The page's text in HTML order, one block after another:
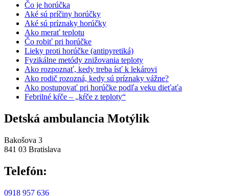
Čo je horúčka
Aké sú príčiny horúčky
Aké sú príznaky horúčky
Ako merať teplotu
Čo robiť pri horúčke
Lieky proti horúčke (antipyretiká)
Fyzikálne metódy znižovania teploty
Ako rozpoznať, kedy treba ísť k lekárovi
Ako rodič rozozná, kedy sú príznaky vážne?
Ako postupovať pri horúčke podľa veku dieťaťa
Febrilné kŕče – „kŕče z teploty“
Detská ambulancia Motýlik
Bakošova 3
841 03 Bratislava
Telefón:
0918 957 636